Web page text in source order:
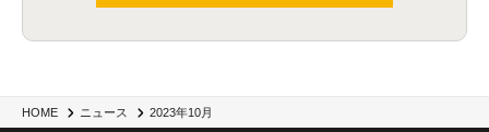
HOME ニュース 2023年10月